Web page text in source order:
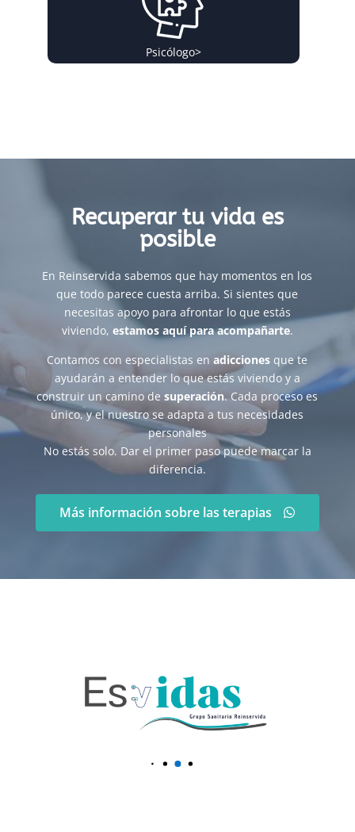
Psicólogo>
Recuperar tu vida es
posible
En Reinservida sabemos que hay momentos en los
que todo parece cuesta arriba. Si sientes que
necesitas apoyo para afrontar lo que estás
viviendo, estamos aquí para acompañarte.
Contamos con especialistas enadicciones que te
ayudarán a entender lo que estás viviendo y a
construir un camino desuperación. Cada proceso es
único, y el nuestro se adapta a tus necesidades
personales
No estás solo. Dar el primer paso puede marcar la
diferencia.
Más información sobre las terapias